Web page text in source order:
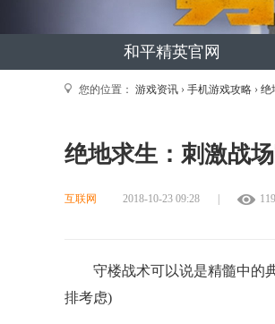
和平精英官网
您的位置： 游戏资讯 › 手机游戏攻略 › 绝
绝地求生：刺激战
互联网 2018-10-23 09:28
守楼战术可以说是精髓中的
排考虑)